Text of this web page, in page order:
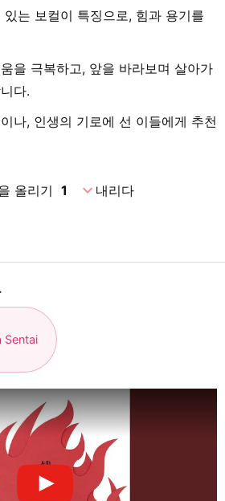
는 보컬이 특징으로, 힘과 용기를
을 극복하고, 앞을 바라보며 살아가
다.
나, 인생의 기로에 선 이들에게 추천
올리기 1 expand_more내리다
Sentai